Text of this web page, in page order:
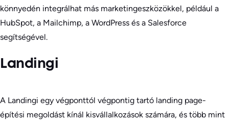
könnyedén integrálhat más marketingeszközökkel, például a
HubSpot, a Mailchimp, a WordPress és a Salesforce
segítségével.
Landingi
A Landingi egy végponttól végpontig tartó landing page-
építési megoldást kínál kisvállalkozások számára, és több mint